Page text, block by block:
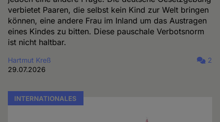
verbietet Paaren, die selbst kein Kind zur Welt bringen
können, eine andere Frau im Inland um das Austragen
eines Kindes zu bitten. Diese pauschale Verbotsnorm
ist nicht haltbar.
Hartmut Kreß
29.07.2026
2
INTERNATIONALES